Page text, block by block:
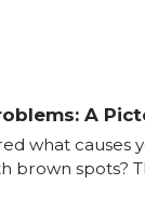
A
what causes
brown spots?